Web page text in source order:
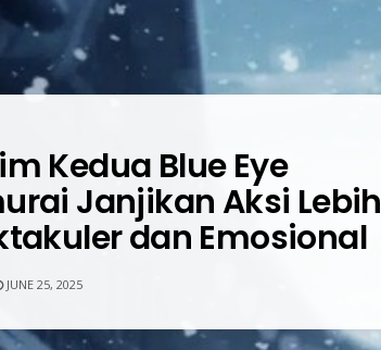
Kedua Blue Eye
Janjikan Aksi Lebih
dan Emosional
JUNE 25, 2025